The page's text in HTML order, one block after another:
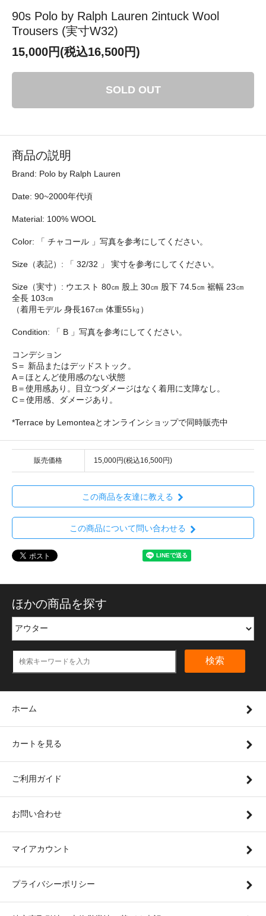
90s Polo by Ralph Lauren 2intuck Wool
Trousers (実寸W32)
15,000円(税込16,500円)
SOLD OUT
商品の説明
Brand: Polo by Ralph Lauren
Date: 90~2000年代頃
Material: 100% WOOL
Color: 「 チャコール 」写真を参考にしてください。
Size（表記）: 「 32/32 」 実寸を参考にしてください。
Size（実寸）: ウエスト 80㎝ 股上 30㎝ 股下 74.5㎝ 裾幅 23㎝
全長 103㎝
（着用モデル 身長167㎝ 体重55㎏）
Condition: 「 B 」写真を参考にしてください。
コンデション
S＝ 新品またはデッドストック。
A＝ほとんど使用感のない状態
B＝使用感あり。目立つダメージはなく着用に支障なし。
C＝使用感、ダメージあり。
*Terrace by Lemonteaとオンラインショップで同時販売中
販売価格 15,000円(税込16,500円)
この商品を友達に教える
この商品について問い合わせる
ほかの商品を探す
検索
ホーム
カートを見る
ご利用ガイド
お問い合わせ
マイアカウント
プライバシーポリシー